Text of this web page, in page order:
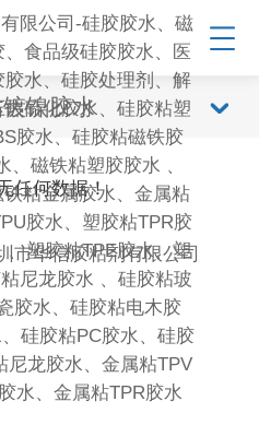
镍胶水
任何数据！
市华信胶粘剂有限公司